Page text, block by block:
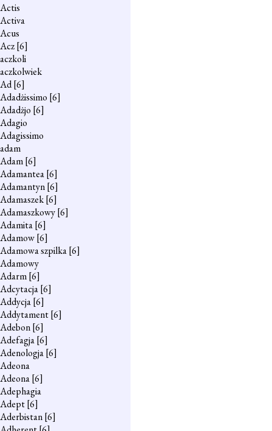
Actis
Activa
Acus
Acz[6]
aczkoli
aczkolwiek
Ad[6]
Adadżissimo [6]
Adadżjo [6]
Adagio
Adagissimo
adam
Adam[6]
Adamantea[6]
Adamantyn[6]
Adamaszek[6]
Adamaszkowy[6]
Adamita[6]
Adamow[6]
Adamowa szpilka[6]
Adamowy
Adarm[6]
Adcytacja[6]
Addycja[6]
Addytament[6]
Adebon[6]
Adefagja[6]
Adenologja[6]
Adeona
Adeona[6]
Adephagia
Adept[6]
Aderbistan[6]